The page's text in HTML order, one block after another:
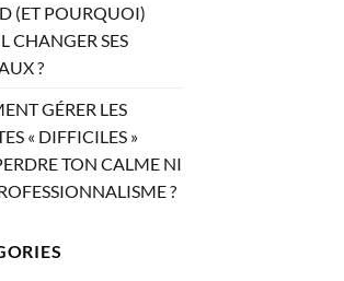
(ET POURQUOI)
CHANGER SES
?
GÉRER LES
« DIFFICILES »
TON CALME NI
?